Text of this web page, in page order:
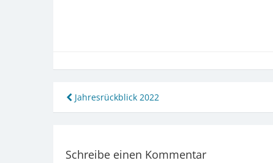
Beitragsnavigation
Jahresrückblick 2022
Schreibe einen Kommentar